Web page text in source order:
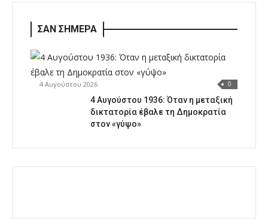
ΣΑΝ ΣΗΜΕΡΑ
4 Αυγούστου 2026 0
4 Αυγούστου 1936: Όταν η μεταξική
δικτατορία έβαλε τη Δημοκρατία
στον «γύψο»